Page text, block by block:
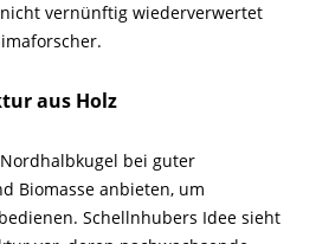
vernünftig wiederverwertet
aus Holz
bei guter
Biomasse anbieten, um
Schellnhubers Idee sieht